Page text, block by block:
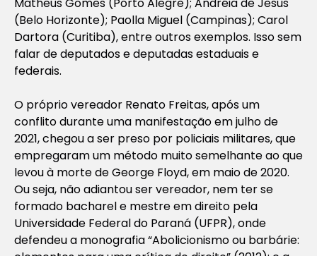
(Belo Horizonte); Paolla Miguel (Campinas); Carol
Dartora (Curitiba), entre outros exemplos. Isso sem
falar de deputados e deputadas estaduais e
federais.
O próprio vereador Renato Freitas, após um
conflito durante uma manifestação em julho de
2021, chegou a ser preso por policiais militares, que
empregaram um método muito semelhante ao que
levou à morte de George Floyd, em maio de 2020.
Ou seja, não adiantou ser vereador, nem ter se
formado bacharel e mestre em direito pela
Universidade Federal do Paraná (UFPR), onde
defendeu a monografia “Abolicionismo ou barbárie: